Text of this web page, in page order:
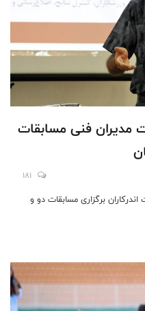
مدیران فنی مسابقات
181
برگزاری مسابقات دو و